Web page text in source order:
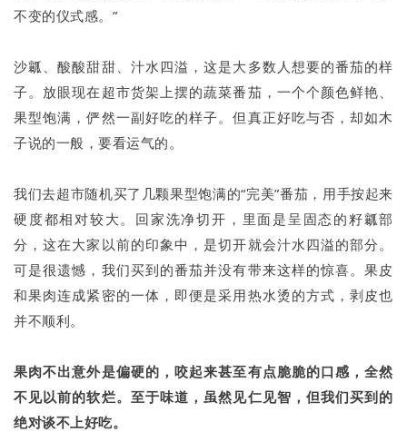
不变的仪式感。”
沙瓤、酸酸甜甜、汁水四溢，这是大多数人想要的番茄的样
子。放眼现在超市货架上摆的蔬菜番茄，一个个颜色鲜艳、
果型饱满，俨然一副好吃的样子。但真正好吃与否，却如木
子说的一般，要看运气的。
我们去超市随机买了几颗果型饱满的“完美”番茄，用手按起来
硬度都相对较大。回家洗净切开，里面是呈固态的籽瓤部
分，这在大家以前的印象中，是切开就会汁水四溢的部分。
可是很遗憾，我们买到的番茄并没有带来这样的惊喜。果皮
和果肉连成紧密的一体，即便是采用热水烫的方式，剥皮也
并不顺利。
果肉不出意外是偏硬的，咬起来甚至有点脆脆的口感，全然
不见以前的软烂。至于味道，虽然见仁见智，但我们买到的
绝对谈不上好吃。